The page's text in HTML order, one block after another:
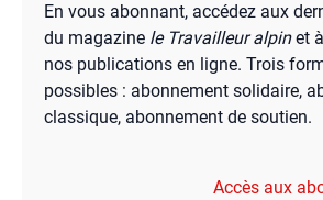
En vous abonnant, accédez aux
du magazine le Travailleur alpinet
nos publications en ligne. Trois
possibles : abonnement solidaire,
classique, abonnement de soutien.
Accès aux